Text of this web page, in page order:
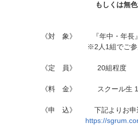
もしくは無色透明)
《対 象》 『年中・年長
※2人1組でご参加
《定 員》 20組程度
《料 金》 スクール生
《申 込》 下記よりお申
https://